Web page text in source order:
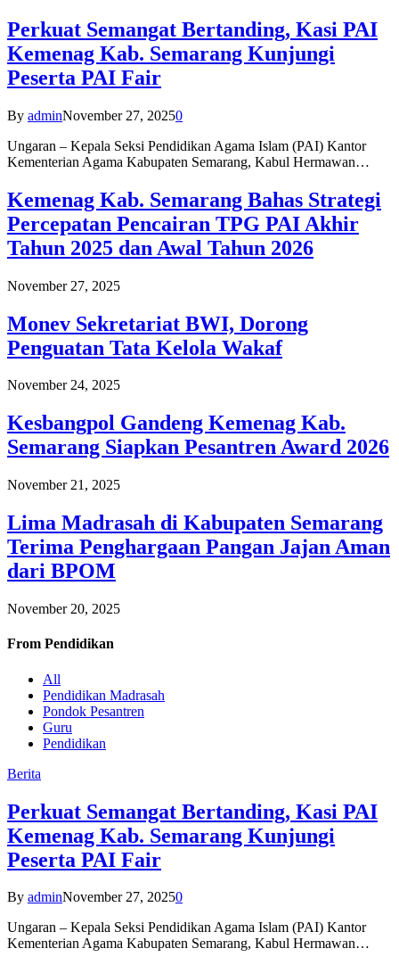
Perkuat Semangat Bertanding, Kasi PAI
Kemenag Kab. Semarang Kunjungi
Peserta PAI Fair
By adminNovember 27, 20250
Ungaran – Kepala Seksi Pendidikan Agama Islam (PAI) Kantor
Kementerian Agama Kabupaten Semarang, Kabul Hermawan…
Kemenag Kab. Semarang Bahas Strategi
Percepatan Pencairan TPG PAI Akhir
Tahun 2025 dan Awal Tahun 2026
November 27, 2025
Monev Sekretariat BWI, Dorong
Penguatan Tata Kelola Wakaf
November 24, 2025
Kesbangpol Gandeng Kemenag Kab.
Semarang Siapkan Pesantren Award 2026
November 21, 2025
Lima Madrasah di Kabupaten Semarang
Terima Penghargaan Pangan Jajan Aman
dari BPOM
November 20, 2025
From Pendidikan
All
Pendidikan Madrasah
Pondok Pesantren
Guru
Pendidikan
Berita
Perkuat Semangat Bertanding, Kasi PAI
Kemenag Kab. Semarang Kunjungi
Peserta PAI Fair
By adminNovember 27, 20250
Ungaran – Kepala Seksi Pendidikan Agama Islam (PAI) Kantor
Kementerian Agama Kabupaten Semarang, Kabul Hermawan…